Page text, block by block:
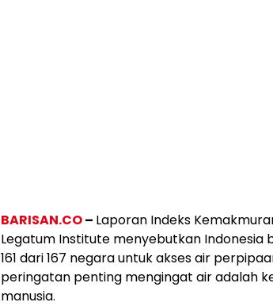
BARISAN.CO– Laporan Indeks
Legatum Institute menyebutkan Indonesia
161 dari 167 negara untuk akses air
peringatan penting mengingat air adalah
manusia.